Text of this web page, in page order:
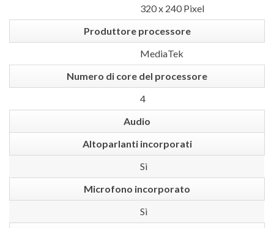
320 x 240 Pixel
Produttore processore
MediaTek
Numero di core del processore
4
Audio
Altoparlanti incorporati
Sì
Microfono incorporato
Sì